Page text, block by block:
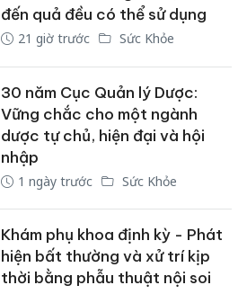
đến quả đều có thể sử dụng
21 giờ trước Sức Khỏe
30 năm Cục Quản lý Dược:
Vững chắc cho một ngành
dược tự chủ, hiện đại và hội
nhập
1 ngày trước Sức Khỏe
Khám phụ khoa định kỳ - Phát
hiện bất thường và xử trí kịp
thời bằng phẫu thuật nội soi